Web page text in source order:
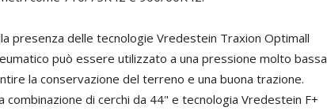
presenza delle tecnologie Vredestein Traxion Optimall
può essere utilizzato a una pressione molto bassa
la conservazione del terreno e una buona trazione.
combinazione di cerchi da 44" e tecnologia Vredestein F+